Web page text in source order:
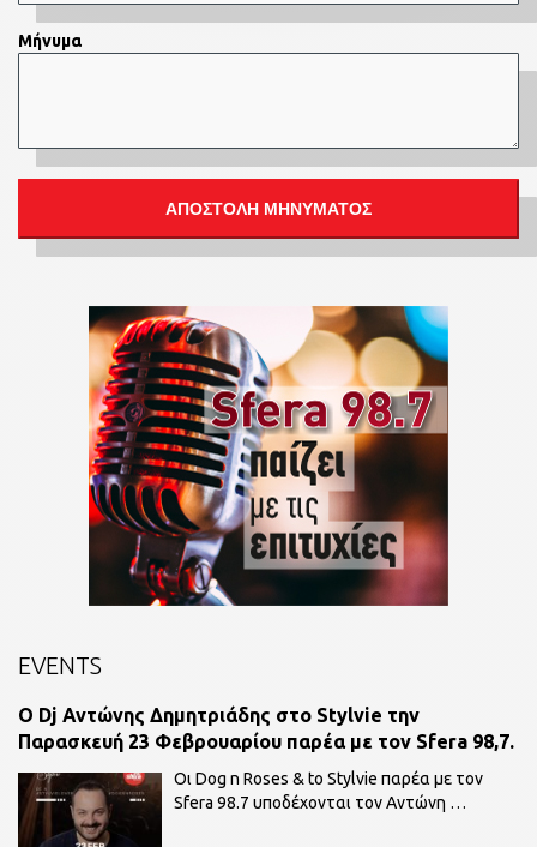
Μήνυμα
EVENTS
O Dj Αντώνης Δημητριάδης στο Stylvie την
Παρασκευή 23 Φεβρουαρίου παρέα με τον Sfera 98,7.
Οι Dog n Roses & to Stylvie παρέα με τον
Sfera 98.7 υποδέχονται τον Αντώνη …